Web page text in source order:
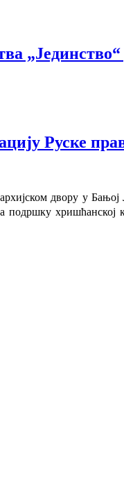
Руске
двору у
подршку